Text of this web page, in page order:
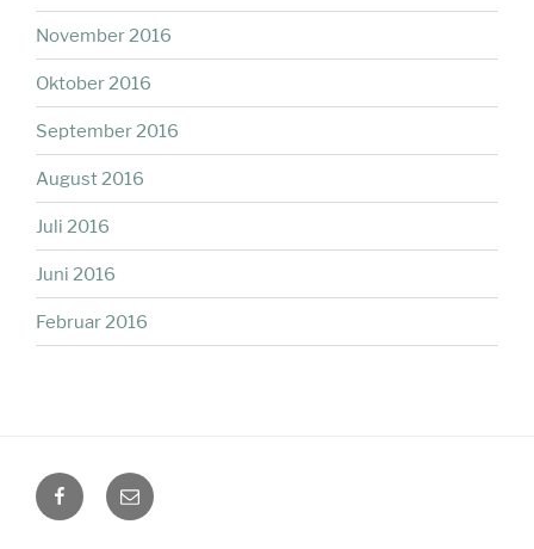
November 2016
Oktober 2016
September 2016
August 2016
Juli 2016
Juni 2016
Februar 2016
facebookMail